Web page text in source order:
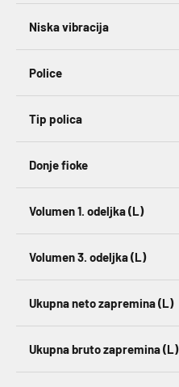
Niska vibracija
Police
Tip polica
Donje fioke
Volumen 1. odeljka (L)
Volumen 3. odeljka (L)
Ukupna neto zapremina (L)
Ukupna bruto zapremina (L)